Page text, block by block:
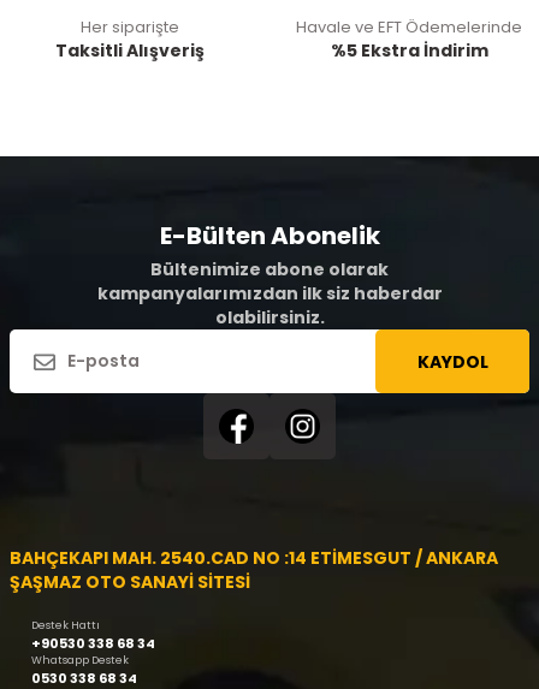
Her siparişte
Taksitli Alışveriş
Havale ve EFT Ödemelerinde
%5 Ekstra İndirim
E-Bülten Abonelik
Bültenimize abone olarak
kampanyalarımızdan ilk siz haberdar
olabilirsiniz.
KAYDOL
BAHÇEKAPI MAH. 2540.CAD NO :14 ETİMESGUT / ANKARA
ŞAŞMAZ OTO SANAYİ SİTESİ
Destek Hattı
+90530 338 68 34
Whatsapp Destek
0530 338 68 34